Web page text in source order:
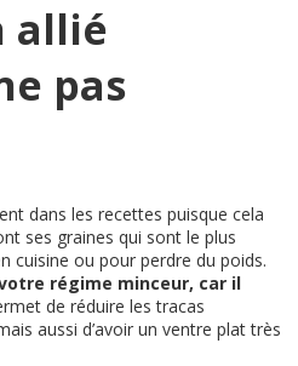
allié
pas
dans les recettes puisque cela
ses graines qui sont le plus
cuisine ou pour perdre du poids.
régime minceur, car il
de réduire les tracas
aussi d’avoir un ventre plat très